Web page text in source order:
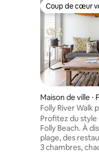
Coup de cœur
Coup de cœur
Maison de ville ⋅
Folly River Walk
Profitez du
Folly Beach. À
plage, des
3 chambres,